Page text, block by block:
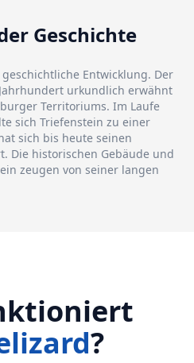
Geschichte
Entwicklung. Der
urkundlich erwähnt
Territoriums. Im Laufe
sich Triefenstein zu einer
sich bis heute seinen
Die historischen Gebäude und
zeugen von seiner langen
?